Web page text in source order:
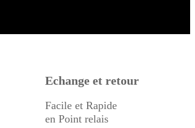
Echange et retour
Facile et Rapide
en Point relais